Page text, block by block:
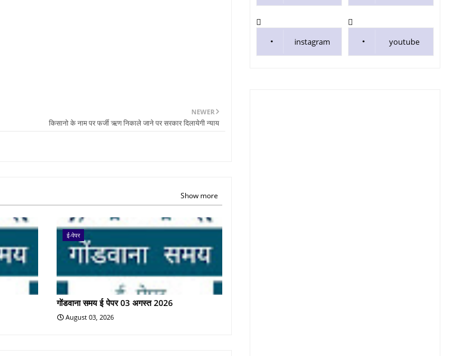
NEWER
किसानो के नाम पर फर्जी ऋण निकाले जाने पर सरकार दिलायेगी न्याय
Show more
ई-पेपर
गोंडवाना समय ई पेपर 03 अगस्त 2026
August 03, 2026
instagram youtube